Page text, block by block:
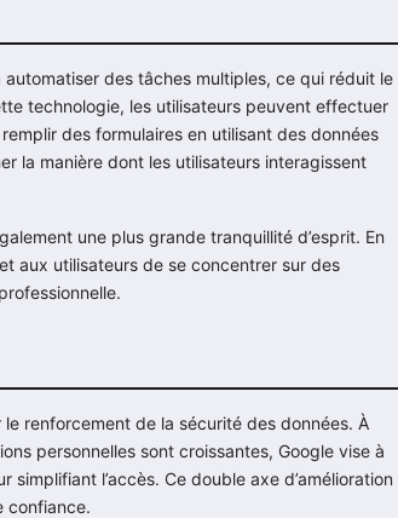
des tâches multiples, ce qui réduit le
technologie, les utilisateurs peuvent effectuer
des formulaires en utilisant des données
la manière dont les utilisateurs interagissent
une plus grande tranquillité d’esprit. En
aux utilisateurs de se concentrer sur des
renforcement de la sécurité des données. À
personnelles sont croissantes, Google vise à
l’accès. Ce double axe d’amélioration
confiance.